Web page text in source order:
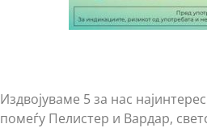
Издвојуваме 5 за нас
помеѓу Пелистер и Вардар,